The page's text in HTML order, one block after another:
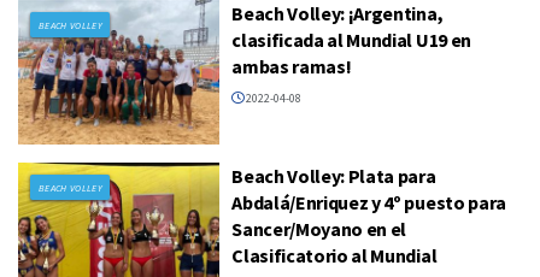
BEACH VOLLEY
Beach Volley: ¡Argentina,
clasificada al Mundial U19 en
ambas ramas!
2022-04-08
BEACH VOLLEY
Beach Volley: Plata para
Abdalá/Enriquez y 4º puesto para
Sancer/Moyano en el
Clasificatorio al Mundial